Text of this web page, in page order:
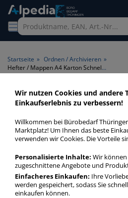
Startseite » Ordnen / Archivieren »
Hefter / Mappen A4 Karton Schnellhefter
Hefter / Mappen
Schnellhefter >
Schnellhefter >
Material Karton
Hefter / Mappen A4 Karton
zum günstigen Preis. Finden Sie
Karton Schnellhefter mit unserer
Wir nutzen Cookies und andere
Einkaufserlebnis zu verbessern!
Willkommen bei Bürobedarf
Marktplatz! Um Ihnen das beste
verwenden wir Cookies. Die Vorteile
Personalisierte Inhalte: Wir
zugeschnittene Angebote und
Einfacheres Einkaufen: Ihre
werden gespeichert, sodass Sie
einkaufen können.